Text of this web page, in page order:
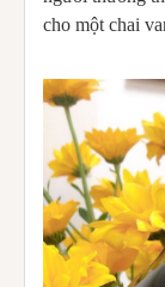
cho một chai